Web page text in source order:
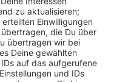
Nahverkehr
die Arbeitgeber